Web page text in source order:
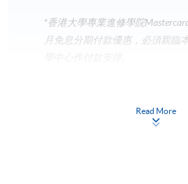
*香港大學專業進修學院
月免息分期付款優惠，必須親臨
Read More